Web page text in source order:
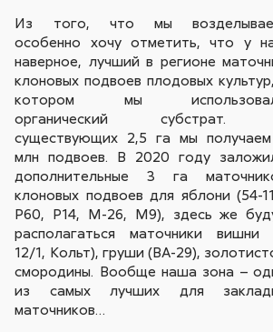
Из того, что мы
особенно хочу отметить, что у
наверное, лучший в регионе
клоновых подвоев плодовых
котором мы
органический субстрат.
существующих 2,5 га мы
млн подвоев. В 2020 году
дополнительные 3 га
клоновых подвоев для яблони (54-
Р60, Р14, М-26, М9), здесь же
располагаться маточники вишни
12/1, Кольт), груши (ВА-29),
смородины. Вообще наша зона –
из самых лучших для
маточников…